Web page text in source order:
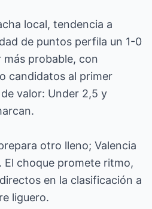
local, tendencia a
de puntos perfila un 1-0
más probable, con
candidatos al primer
valor: Under 2,5 y
otro lleno; Valencia
El choque promete ritmo,
en la clasificación a
liguero.